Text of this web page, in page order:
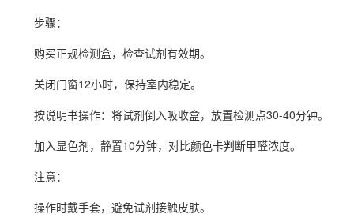
步骤：
购买正规检测盒，检查试剂有效期。
关闭门窗12小时，保持室内稳定。
按说明书操作：将试剂倒入吸收盒，放置检测点30-40分钟。
加入显色剂，静置10分钟，对比颜色卡判断甲醛浓度。
注意：
操作时戴手套，避免试剂接触皮肤。